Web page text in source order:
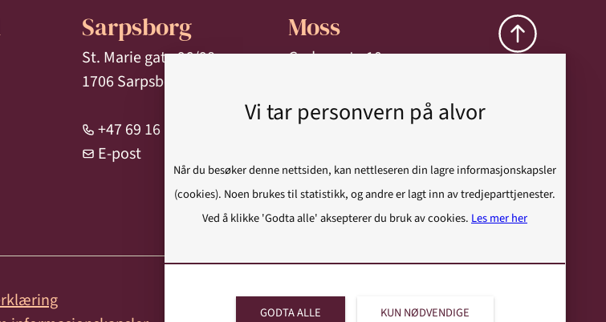
Sarpsborg
St. Marie gate 96/98
1706 Sarpsborg
+47 69 16 18 00
E-post
Moss
Gudes gate 10
Vi tar personvern på alvor
Når du besøker denne nettsiden, kan nettleseren din lagre informasjonskapsler
(cookies). Noen brukes til statistikk, og andre er lagt inn av tredjeparttjenester.
Ved å klikke 'Godta alle' aksepterer du bruk av cookies. Les mer her
GODTA ALLE KUN NØDVENDIGE